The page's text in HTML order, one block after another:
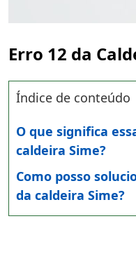
Erro 12 da
Índice de conteúdo
O que significa
caldeira Sime?
Como posso
da caldeira Sime?